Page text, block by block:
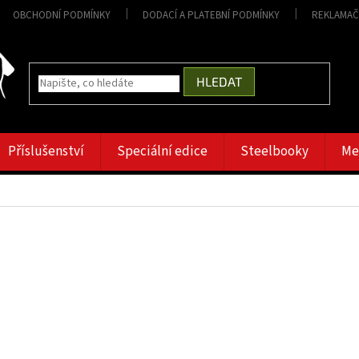
OBCHODNÍ PODMÍNKY DODACÍ A PLATEBNÍ PODMÍNKY
HLEDAT
Příslušenství Speciální edice Steelbooky